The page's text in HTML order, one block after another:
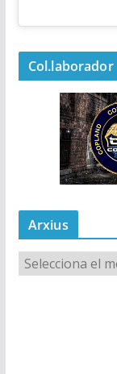
Col.laborador
Arxius
r